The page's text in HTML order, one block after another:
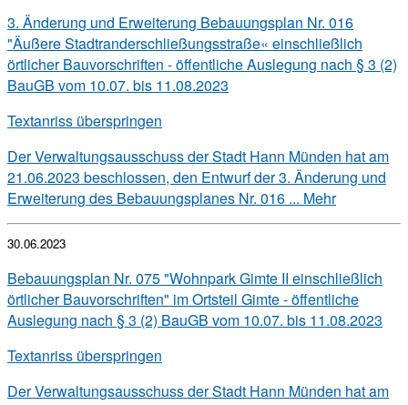
3. Änderung und Erweiterung Bebauungsplan Nr. 016
"Äußere Stadtranderschließungsstraße« einschließlich
örtlicher Bauvorschriften - öffentliche Auslegung nach § 3 (2)
BauGB vom 10.07. bis 11.08.2023
Textanriss überspringen
Der Verwaltungsausschuss der Stadt Hann Münden hat am
21.06.2023 beschlossen, den Entwurf der 3. Änderung und
Erweiterung des Bebauungsplanes Nr. 016 ... Mehr
30.06.2023
Bebauungsplan Nr. 075 "Wohnpark Gimte II einschließlich
örtlicher Bauvorschriften" im Ortsteil Gimte - öffentliche
Auslegung nach § 3 (2) BauGB vom 10.07. bis 11.08.2023
Textanriss überspringen
Der Verwaltungsausschuss der Stadt Hann Münden hat am